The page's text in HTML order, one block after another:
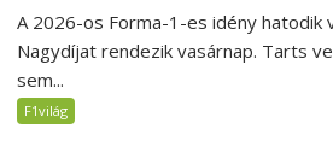
A 2026-os Forma-1-es idény hatodik
Nagydíjat rendezik vasárnap. Tarts
sem...
F1világ